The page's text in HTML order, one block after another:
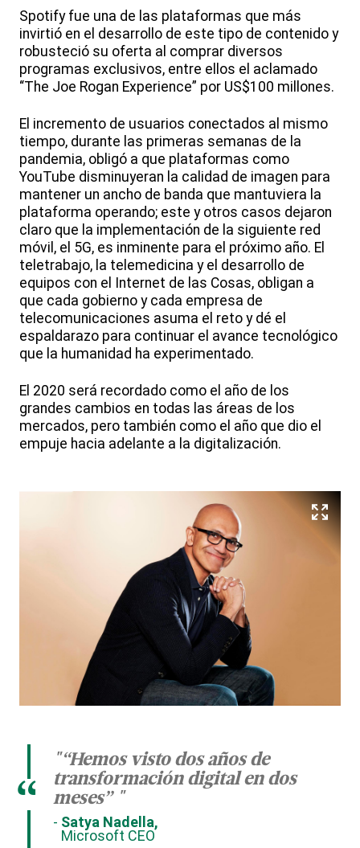
Spotify fue una de las plataformas que más
invirtió en el desarrollo de este tipo de contenido y
robusteció su oferta al comprar diversos
programas exclusivos, entre ellos el aclamado
“The Joe Rogan Experience” por US$100 millones.
El incremento de usuarios conectados al mismo
tiempo, durante las primeras semanas de la
pandemia, obligó a que plataformas como
YouTube disminuyeran la calidad de imagen para
mantener un ancho de banda que mantuviera la
plataforma operando; este y otros casos dejaron
claro que la implementación de la siguiente red
móvil, el 5G, es inminente para el próximo año. El
teletrabajo, la telemedicina y el desarrollo de
equipos con el Internet de las Cosas, obligan a
que cada gobierno y cada empresa de
telecomunicaciones asuma el reto y dé el
espaldarazo para continuar el avance tecnológico
que la humanidad ha experimentado.
El 2020 será recordado como el año de los
grandes cambios en todas las áreas de los
mercados, pero también como el año que dio el
empuje hacia adelante a la digitalización.
"“Hemos visto dos años de
transformación digital en dos
meses” "
Satya Nadella,
Microsoft CEO
“